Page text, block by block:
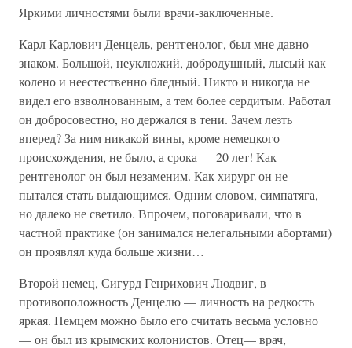
Яркими личностями были врачи-заключенные.
Карл Карлович Денцель, рентгенолог, был мне давно
знаком. Большой, неуклюжий, добродушный, лысый как
колено и неестественно бледный. Никто и никогда не
видел его взволнованным, а тем более сердитым. Работал
он добросовестно, но держался в тени. Зачем лезть
вперед? За ним никакой вины, кроме немецкого
происхождения, не было, а срока — 20 лет! Как
рентгенолог он был незаменим. Как хирург он не
пытался стать выдающимся. Одним словом, симпатяга,
но далеко не светило. Впрочем, поговаривали, что в
частной практике (он занимался нелегальными абортами)
он проявлял куда больше жизни…
Второй немец, Сигурд Генрихович Людвиг, в
противоположность Денцелю — личность на редкость
яркая. Немцем можно было его считать весьма условно
— он был из крымских колонистов. Отец— врач,